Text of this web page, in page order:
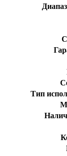
Тип